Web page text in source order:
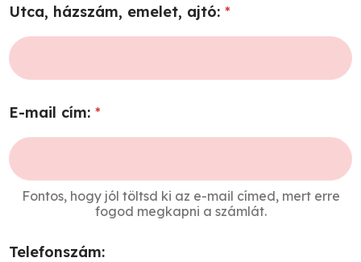
Utca, házszám, emelet, ajtó: *
E-mail cím: *
Fontos, hogy jól töltsd ki az e-mail címed, mert erre
fogod megkapni a számlát.
Telefonszám: